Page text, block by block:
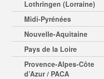
Lothringen (Lorraine)
Midi-Pyrénées
Nouvelle-Aquitaine
Pays de la Loire
Provence-Alpes-Côte
d’Azur / PACA